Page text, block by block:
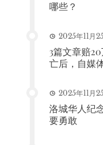
哪些？
2025年11月
3篇文章赔
亡后，自媒
2025年11月
洛城华人纪
要勇敢